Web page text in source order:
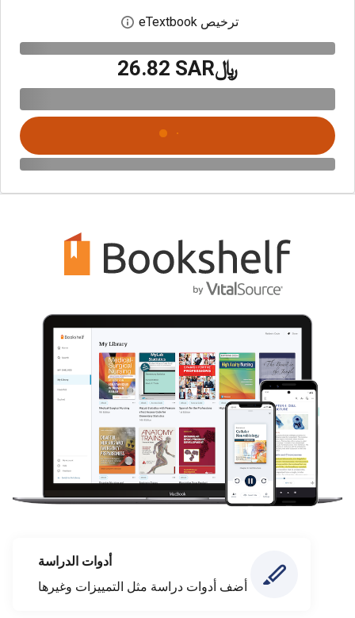
ترخيص eTextbook افتح مربع حوار
﷼‎26.82 SAR
أدوات الدراسة
أضف أدوات دراسة مثل التمييزات وغيرها